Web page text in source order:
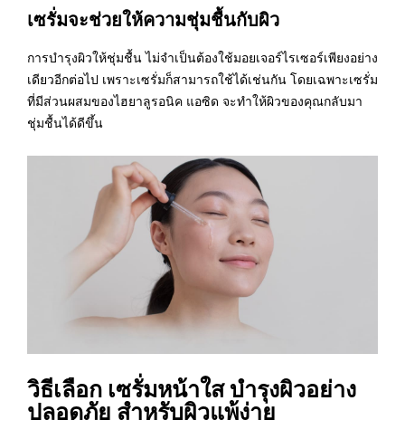
เซรั่มจะช่วยให้ความชุ่มชื้นกับผิว
การบำรุงผิวให้ชุ่มชื้น ไม่จำเป็นต้องใช้มอยเจอร์ไรเซอร์เพียงอย่าง
เดียวอีกต่อไป เพราะเซรั่มก็สามารถใช้ได้เช่นกัน โดยเฉพาะเซรั่ม
ที่มีส่วนผสมของไฮยาลูรอนิค แอซิด จะทำให้ผิวของคุณกลับมา
ชุ่มชื้นได้ดีขึ้น
วิธีเลือก เซรั่มหน้าใส บำรุงผิวอย่าง
ปลอดภัย สำหรับผิวแพ้ง่าย